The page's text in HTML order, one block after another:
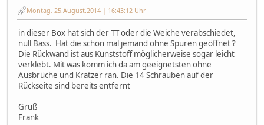
Montag, 25.August.2014 | 16:43:12 Uhr
in dieser Box hat sich der TT oder die Weiche verabschiedet,
null Bass. Hat die schon mal jemand ohne Spuren geöffnet ?
Die Rückwand ist aus Kunststoff möglicherweise sogar leicht
verklebt. Mit was komm ich da am geeignetsten ohne
Ausbrüche und Kratzer ran. Die 14 Schrauben auf der
Rückseite sind bereits entfernt
Gruß
Frank